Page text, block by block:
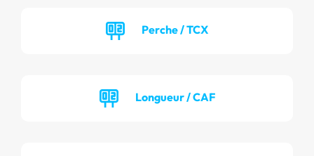
Perche / TCX
Longueur / CAF